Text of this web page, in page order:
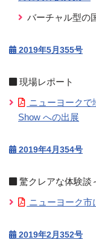
バーチャル型の
2019年5月355号
現場レポート
ニューヨークで
Show への出展
2019年4月354号
驚クレアな体験談
ニューヨーク市
2019年2月352号